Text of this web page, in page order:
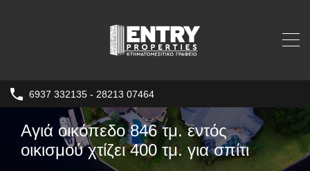
6937 332135 - 28213 07464
Αγιά οικόπεδο 846 τμ. εντός
οικισμού χτίζει 400 τμ. για σπίτι